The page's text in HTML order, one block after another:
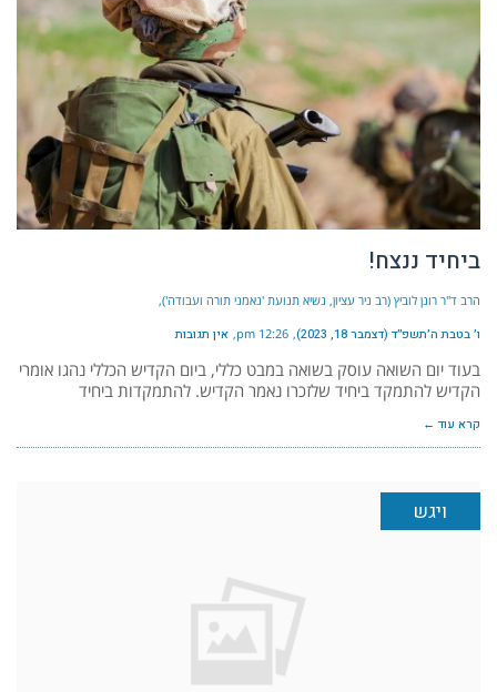
ביחיד ננצח!
הרב ד"ר רונן לוביץ (רב ניר עציון, נשיא תנועת 'נאמני תורה ועבודה')
ו׳ בטבת ה׳תשפ״ד (דצמבר 18, 2023) 12:26 pm אין תגובות
בעוד יום השואה עוסק בשואה במבט כללי, ביום הקדיש הכללי נהגו אומרי
הקדיש להתמקד ביחיד שלזכרו נאמר הקדיש. להתמקדות ביחיד
קרא עוד ←
ויגש